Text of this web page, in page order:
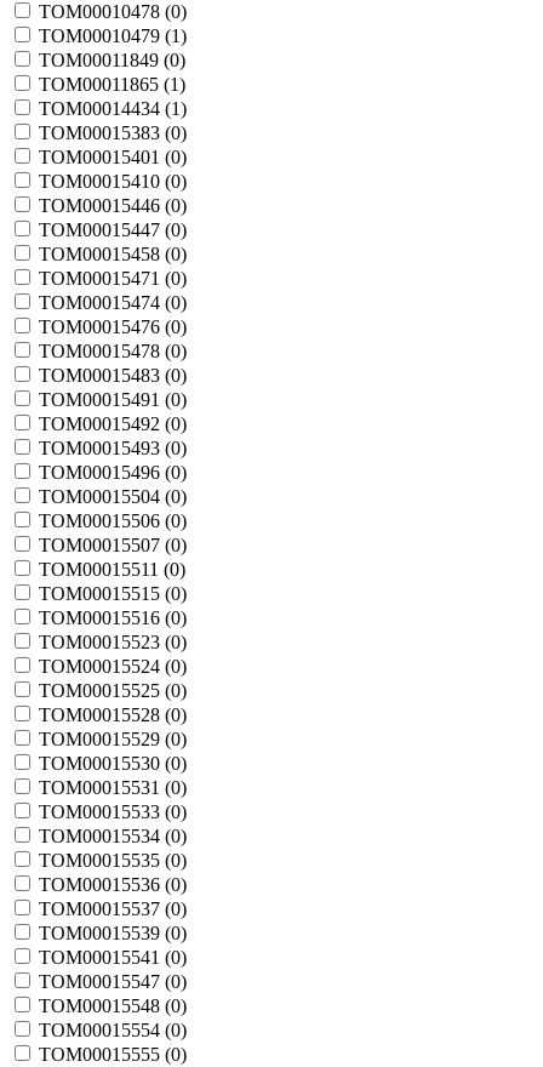
TOM00010478 (0)
TOM00010479 (1)
TOM00011849 (0)
TOM00011865 (1)
TOM00014434 (1)
TOM00015383 (0)
TOM00015401 (0)
TOM00015410 (0)
TOM00015446 (0)
TOM00015447 (0)
TOM00015458 (0)
TOM00015471 (0)
TOM00015474 (0)
TOM00015476 (0)
TOM00015478 (0)
TOM00015483 (0)
TOM00015491 (0)
TOM00015492 (0)
TOM00015493 (0)
TOM00015496 (0)
TOM00015504 (0)
TOM00015506 (0)
TOM00015507 (0)
TOM00015511 (0)
TOM00015515 (0)
TOM00015516 (0)
TOM00015523 (0)
TOM00015524 (0)
TOM00015525 (0)
TOM00015528 (0)
TOM00015529 (0)
TOM00015530 (0)
TOM00015531 (0)
TOM00015533 (0)
TOM00015534 (0)
TOM00015535 (0)
TOM00015536 (0)
TOM00015537 (0)
TOM00015539 (0)
TOM00015541 (0)
TOM00015547 (0)
TOM00015548 (0)
TOM00015554 (0)
TOM00015555 (0)